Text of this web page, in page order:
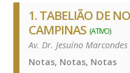
1. TABELIÃO DE
CAMPINAS (ATIVO)
Notas, Notas, Notas